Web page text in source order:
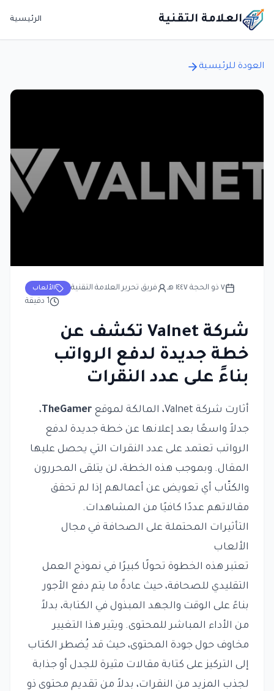
العلامة التقنية الرئيسية
العودة للرئيسية
الألعاب فريق تحرير العلامة التقنية
٧ ذو الحجة ١٤٤٧ هـ
1 دقيقة
شركة Valnet تكشف عن
خطة جديدة لدفع الرواتب
بناءً على عدد النقرات
أثارت شركة Valnet، المالكة لموقع TheGamer ،
جدلاً واسعًا بعد إعلانها عن خطة جديدة لدفع
الرواتب تعتمد على عدد النقرات التي يحصل عليها
المقال. وبموجب هذه الخطة، لن يتلقى المحررون
والكتّاب أي تعويض عن أعمالهم إذا لم تحقق
مقالاتهم عددًا كافيًا من المشاهدات.
التأثيرات المحتملة على الصحافة في مجال
الألعاب
تعتبر هذه الخطوة تحولًا كبيرًا في نموذج العمل
التقليدي للصحافة، حيث عادةً ما يتم دفع الأجور
بناءً على الوقت والجهد المبذول في الكتابة، بدلاً
من الأداء المباشر للمحتوى. ويثير هذا التغيير
مخاوف حول جودة المحتوى، حيث قد يُضطر الكتاب
إلى التركيز على كتابة مقالات مثيرة للجدل أو جذابة
لجذب المزيد من النقرات، بدلاً من تقديم محتوى ذو